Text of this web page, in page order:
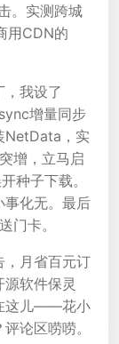
。实测跨城
用CDN的
我设了
增量同步
NetData，实
增，立马启
种子下载。
事化无。最后
门卡。
，月省百元订
软件保灵
这儿——花小
论区唠唠。